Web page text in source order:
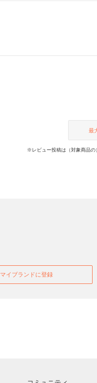
最
※レビュー投稿は（対象商品の
マイブランドに登録